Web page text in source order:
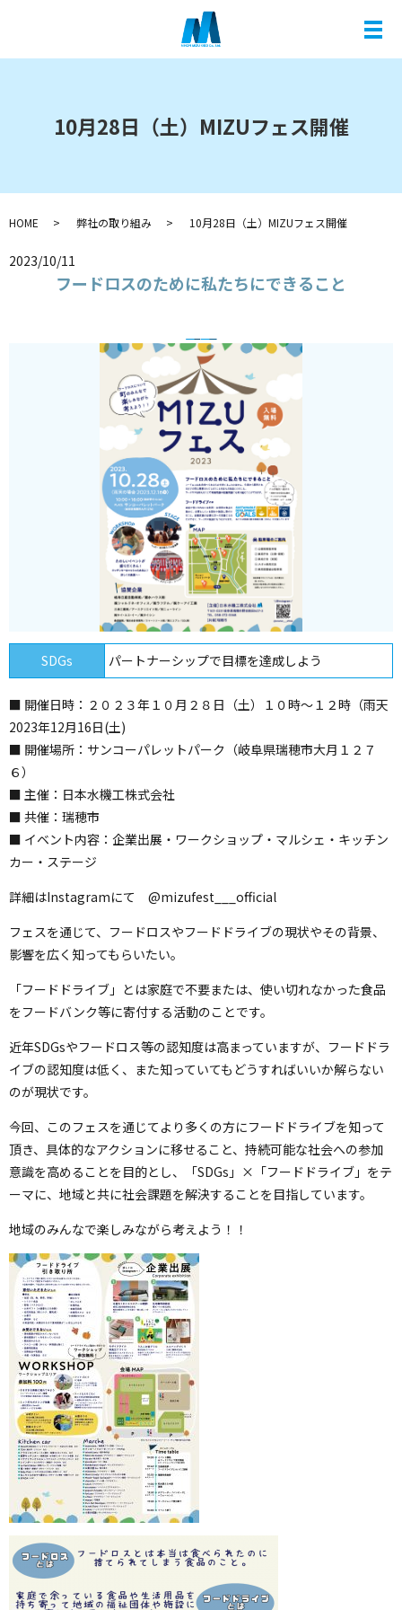
メ
10月28日（土）MIZUフェス開催
HOME 弊社の取り組み 10月28日（土）MIZUフェス開催
2023/10/11
フードロスのために私たちにできること
SDGs パートナーシップで目標を達成しよう
■ 開催日時：２０２３年１０月２８日（土）１０時〜１２時（雨天
2023年12月16日(土)
■ 開催場所：サンコーパレットパーク（岐阜県瑞穂市大月１２７
６）
■ 主催：日本水機工株式会社
■ 共催：瑞穂市
■ イベント内容：企業出展・ワークショップ・マルシェ・キッチン
カー・ステージ
詳細はInstagramにて @mizufest___official
フェスを通じて、フードロスやフードドライブの現状やその背景、
影響を広く知ってもらいたい。
「フードドライブ」とは家庭で不要または、使い切れなかった食品
をフードバンク等に寄付する活動のことです。
近年SDGsやフードロス等の認知度は高まっていますが、フードドラ
イブの認知度は低く、また知っていてもどうすればいいか解らない
のが現状です。
今回、このフェスを通じてより多くの方にフードドライブを知って
頂き、具体的なアクションに移せること、持続可能な社会への参加
意識を高めることを目的とし、「SDGs」×「フードドライブ」をテ
ーマに、地域と共に社会課題を解決することを目指しています。
地域のみんなで楽しみながら考えよう！！